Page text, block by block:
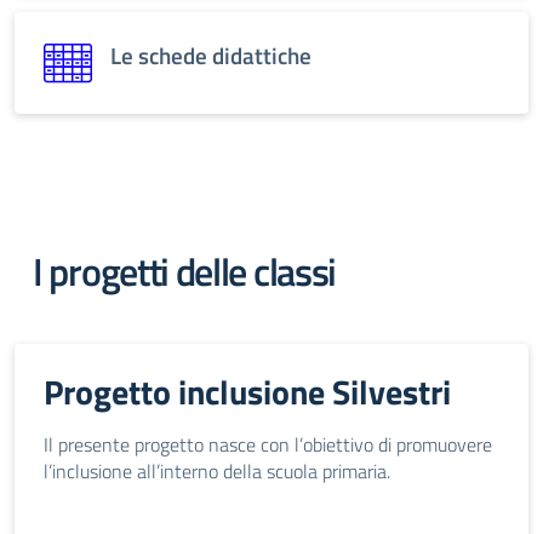
Le schede didattiche
I progetti delle classi
Progetto inclusione Silvestri
Il presente progetto nasce con l’obiettivo di promuovere
l’inclusione all’interno della scuola primaria.